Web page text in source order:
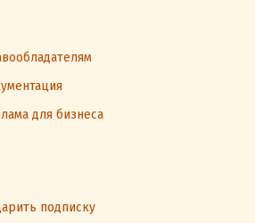
для бизнеса
подписку